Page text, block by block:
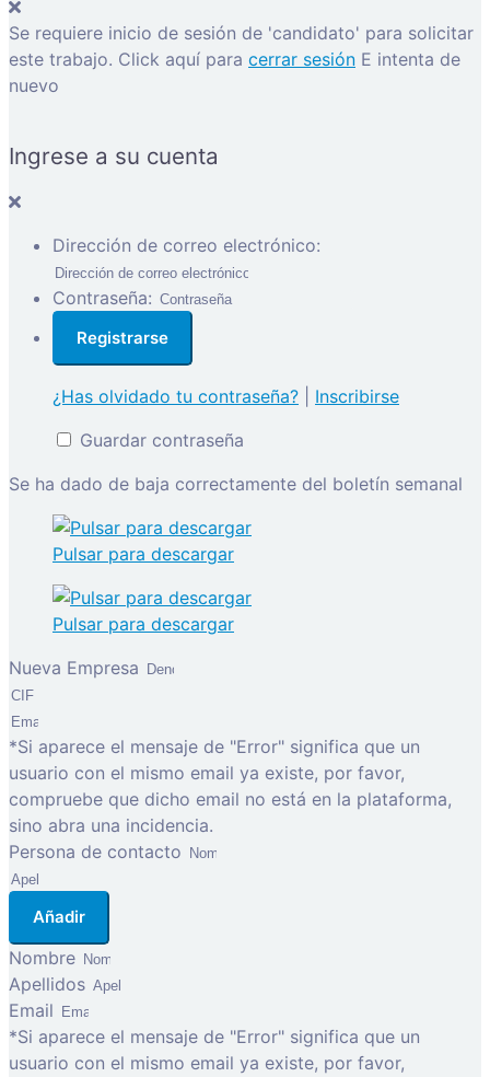
Se requiere inicio de sesión de 'candidato' para solicitar
este trabajo. Click aquí para cerrar sesión E intenta de
nuevo
Ingrese a su cuenta
Dirección de correo electrónico:
Contraseña:
¿Has olvidado tu contraseña?
Inscribirse
Guardar contraseña
Se ha dado de baja correctamente del boletín semanal
Pulsar para descargar
Pulsar para descargar
Nueva Empresa
*Si aparece el mensaje de "Error" significa que un
usuario con el mismo email ya existe, por favor,
compruebe que dicho email no está en la plataforma,
sino abra una incidencia.
Persona de contacto
Añadir
Nombre
Apellidos
Email
*Si aparece el mensaje de "Error" significa que un
usuario con el mismo email ya existe, por favor,